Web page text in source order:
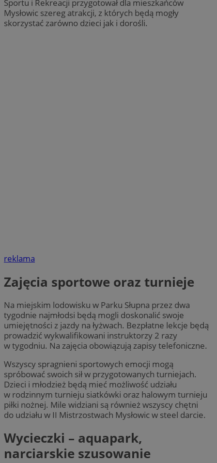
Sportu i Rekreacji przygotował dla mieszkańców
Mysłowic szereg atrakcji, z których będą mogły
skorzystać zarówno dzieci jak i dorośli.
reklama
Zajęcia sportowe oraz turnieje
Na miejskim lodowisku w Parku Słupna przez dwa
tygodnie najmłodsi będą mogli doskonalić swoje
umiejętności z jazdy na łyżwach. Bezpłatne lekcje będą
prowadzić wykwalifikowani instruktorzy 2 razy
w tygodniu. Na zajęcia obowiązują zapisy telefoniczne.
Wszyscy spragnieni sportowych emocji mogą
spróbować swoich sił w przygotowanych turniejach.
Dzieci i młodzież będą mieć możliwość udziału
w rodzinnym turnieju siatkówki oraz halowym turnieju
piłki nożnej. Mile widziani są również wszyscy chętni
do udziału w II Mistrzostwach Mysłowic w steel darcie.
Wycieczki – aquapark,
narciarskie szusowanie